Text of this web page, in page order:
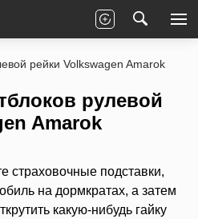
рейки Volkswagen Amarok
рулевой
Amarok
страховочные подставки,
на дормкратах, а затем
какую-нибудь гайку